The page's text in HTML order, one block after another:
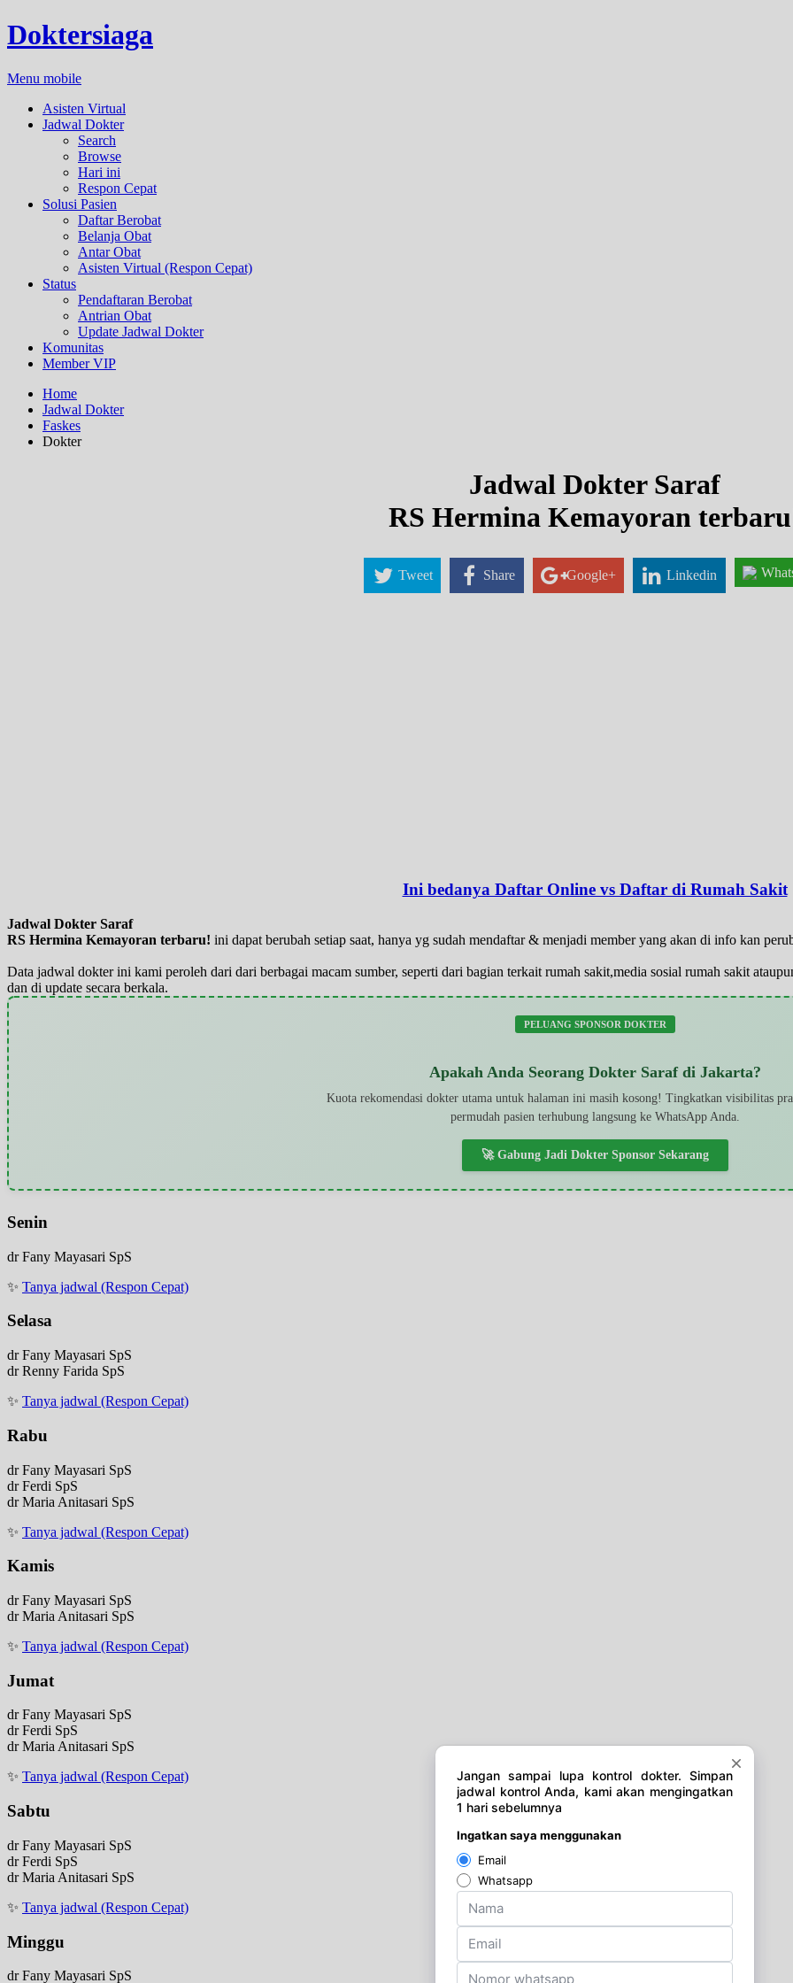
Doktersiaga
Menu mobile
Asisten Virtual
Jadwal Dokter
Search
Browse
Hari ini
Respon Cepat
Solusi Pasien
Daftar Berobat
Belanja Obat
Antar Obat
Asisten Virtual (Respon Cepat)
Status
Pendaftaran Berobat
Antrian Obat
Update Jadwal Dokter
Komunitas
Member VIP
Home
Jadwal Dokter
Faskes
Dokter
Jadwal Dokter Saraf
RS Hermina Kemayoran
Tweet Share Google+ Linkedin
Ini bedanya Daftar Online vs Daftar di Rumah Sakit
Jadwal Dokter Saraf
RS Hermina Kemayoran terbaru! ini dapat berubah setiap saat, hanya yg sudah mendaftar & menjadi member yang akan di info kan
Data jadwal dokter ini kami peroleh dari dari berbagai macam sumber, seperti dari bagian terkait rumah sakit,media sosial rumah sakit
dan di update secara berkala.
PELUANG SPONSOR DOKTER
Apakah Anda Seorang Dokter Saraf di Jakarta?
Kuota rekomendasi dokter utama untuk halaman ini masih kosong! Tingkatkan visibilitas
permudah pasien terhubung langsung ke WhatsApp Anda.
🚀 Gabung Jadi Dokter Sponsor Sekarang
Senin
dr Fany Mayasari SpS
✨ Tanya jadwal (Respon Cepat)
Selasa
dr Fany Mayasari SpS
dr Renny Farida SpS
✨ Tanya jadwal (Respon Cepat)
Rabu
dr Fany Mayasari SpS
dr Ferdi SpS
dr Maria Anitasari SpS
✨ Tanya jadwal (Respon Cepat)
Kamis
dr Fany Mayasari SpS
dr Maria Anitasari SpS
✨ Tanya jadwal (Respon Cepat)
Jumat
dr Fany Mayasari SpS
dr Ferdi SpS
dr Maria Anitasari SpS
✨ Tanya jadwal (Respon Cepat)
Sabtu
dr Fany Mayasari SpS
dr Ferdi SpS
dr Maria Anitasari SpS
✨ Tanya jadwal (Respon Cepat)
Minggu
dr Fany Mayasari SpS